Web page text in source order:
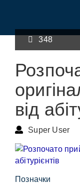
348
від
Super User
Позначки